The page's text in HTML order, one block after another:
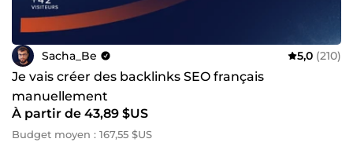
Sacha_Be 5,0 (210)
Je vais créer des backlinks SEO français
manuellement
À partir de 43,89 $US
Budget moyen : 167,55 $US